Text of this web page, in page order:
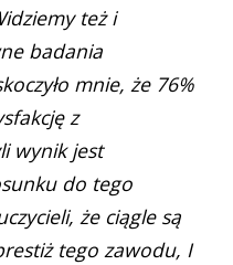
też i
badania
mnie, że 76%
z
wynik jest
do tego
że ciągle są
tego zawodu, I